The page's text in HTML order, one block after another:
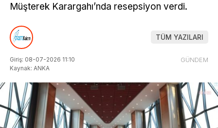
Müşterek Karargahı’nda resepsiyon verdi.
TÜM YAZILARI
Giriş: 08-07-2026 11:10
Kaynak: ANKA
GÜNDEM